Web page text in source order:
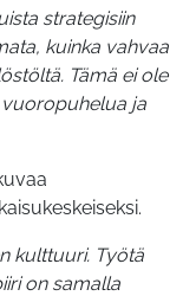
strategisiin
kuinka vahvaa
Tämä ei ole
ja
kulttuuri. Työtä
on samalla